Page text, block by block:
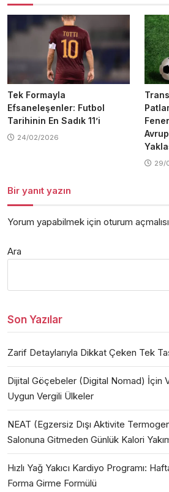
Tek Formayla
Efsaneleşenler: Futbol
Tarihinin En Sadık 11’i
24/02/2026
29/
Bir yanıt yazın
Yorum yapabilmek için oturum
Ara
Son Yazılar
Zarif Detaylarıyla Dikkat Çeken Tek
Dijital Göçebeler (Digital Nomad) İçin
Uygun Vergili Ülkeler
NEAT (Egzersiz Dışı Aktivite
Salonuna Gitmeden Günlük Kalori
Hızlı Yağ Yakıcı Kardiyo Programı:
Forma Girme Formülü